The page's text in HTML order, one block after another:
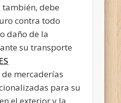
también, debe
contra todo
daño de la
su transporte
de mercaderías
para su
el exterior y la